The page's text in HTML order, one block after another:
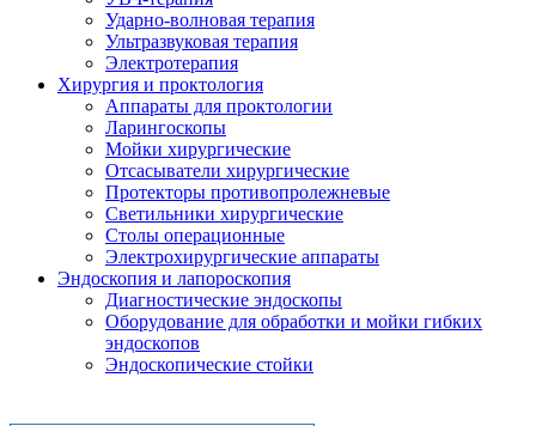
Ударно-волновая терапия
Ультразвуковая терапия
Электротерапия
Хирургия и проктология
Аппараты для проктологии
Ларингоскопы
Мойки хирургические
Отсасыватели хирургические
Протекторы противопролежневые
Светильники хирургические
Столы операционные
Электрохирургические аппараты
Эндоскопия и лапороскопия
Диагностические эндоскопы
Оборудование для обработки и мойки гибких
эндоскопов
Эндоскопические стойки